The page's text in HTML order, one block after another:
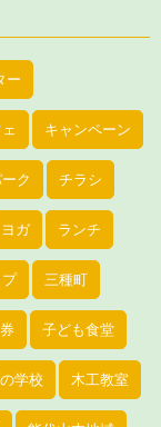
ー
キャンペーン
ク チラシ
ヨガ ランチ
三種町
子ども食堂
学校 木工教室